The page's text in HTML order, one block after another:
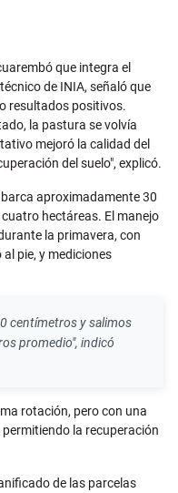
que integra el
de INIA, señaló que
resultados positivos.
la pastura se volvía
mejoró la calidad del
del suelo", explicó.
aproximadamente 30
hectáreas. El manejo
la primavera, con
pie, y mediciones
centímetros y salimos
promedio", indicó
rotación, pero con una
la recuperación
de las parcelas